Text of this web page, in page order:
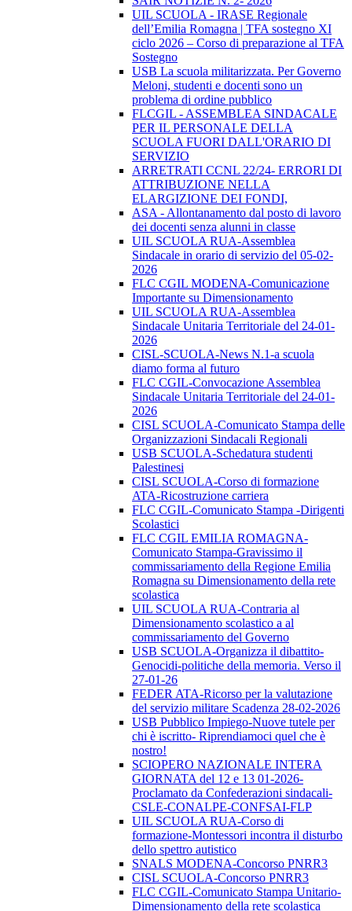
UIL SCUOLA - IRASE Regionale
dell’Emilia Romagna | TFA sostegno XI
ciclo 2026 – Corso di preparazione al TFA
Sostegno
USB La scuola militarizzata. Per Governo
Meloni, studenti e docenti sono un
problema di ordine pubblico
FLCGIL - ASSEMBLEA SINDACALE
PER IL PERSONALE DELLA
SCUOLA FUORI DALL'ORARIO DI
SERVIZIO
ARRETRATI CCNL 22/24- ERRORI DI
ATTRIBUZIONE NELLA
ELARGIZIONE DEI FONDI,
ASA - Allontanamento dal posto di lavoro
dei docenti senza alunni in classe
UIL SCUOLA RUA-Assemblea
Sindacale in orario di servizio del 05-02-
2026
FLC CGIL MODENA-Comunicazione
Importante su Dimensionamento
UIL SCUOLA RUA-Assemblea
Sindacale Unitaria Territoriale del 24-01-
2026
CISL-SCUOLA-News N.1-a scuola
diamo forma al futuro
FLC CGIL-Convocazione Assemblea
Sindacale Unitaria Territoriale del 24-01-
2026
CISL SCUOLA-Comunicato Stampa delle
Organizzazioni Sindacali Regionali
USB SCUOLA-Schedatura studenti
Palestinesi
CISL SCUOLA-Corso di formazione
ATA-Ricostruzione carriera
FLC CGIL-Comunicato Stampa -Dirigenti
Scolastici
FLC CGIL EMILIA ROMAGNA-
Comunicato Stampa-Gravissimo il
commissariamento della Regione Emilia
Romagna su Dimensionamento della rete
scolastica
UIL SCUOLA RUA-Contraria al
Dimensionamento scolastico a al
commissariamento del Governo
USB SCUOLA-Organizza il dibattito-
Genocidi-politiche della memoria. Verso il
27-01-26
FEDER ATA-Ricorso per la valutazione
del servizio militare Scadenza 28-02-2026
USB Pubblico Impiego-Nuove tutele per
chi è iscritto- Riprendiamoci quel che è
nostro!
SCIOPERO NAZIONALE INTERA
GIORNATA del 12 e 13 01-2026-
Proclamato da Confederazioni sindacali-
CSLE-CONALPE-CONFSAI-FLP
UIL SCUOLA RUA-Corso di
formazione-Montessori incontra il disturbo
dello spettro autistico
SNALS MODENA-Concorso PNRR3
CISL SCUOLA-Concorso PNRR3
FLC CGIL-Comunicato Stampa Unitario-
Dimensionamento della rete scolastica